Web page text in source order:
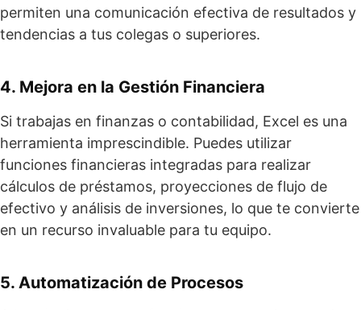
permiten una comunicación efectiva de resultados y
tendencias a tus colegas o superiores.
4. Mejora en la Gestión Financiera
Si trabajas en finanzas o contabilidad, Excel es una
herramienta imprescindible. Puedes utilizar
funciones financieras integradas para realizar
cálculos de préstamos, proyecciones de flujo de
efectivo y análisis de inversiones, lo que te convierte
en un recurso invaluable para tu equipo.
5. Automatización de Procesos